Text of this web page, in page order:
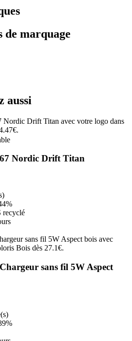
marquage
aussi
Nordic Drift Titan
sans fil 5W Aspect